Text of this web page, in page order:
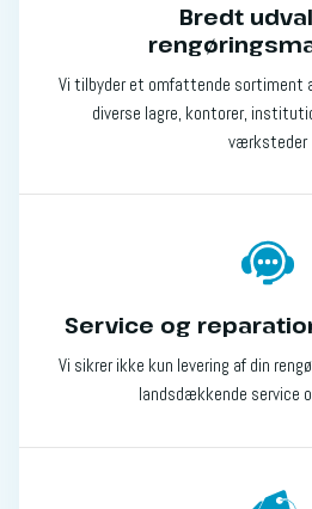
Bredt
Vi tilbyder et omfattende sortiment
diverse lagre, kontorer,
værksteder
Service og
Vi sikrer ikke kun levering af din
landsdækkende service